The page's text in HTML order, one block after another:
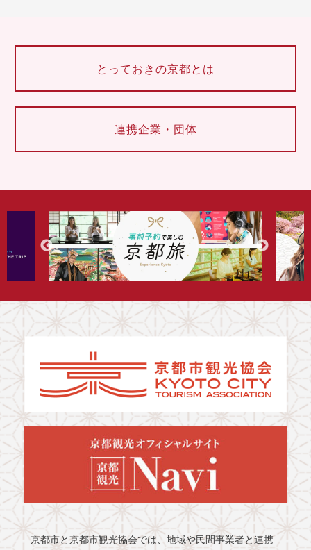
とっておきの京都とは
連携企業・団体
京都市と京都市観光協会では、地域や民間事業者と連携